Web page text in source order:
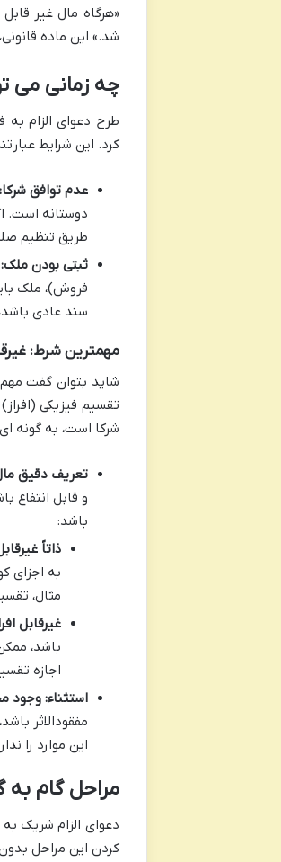
«هرگاه مال غیر
شد.» این ماده
چه زمانی می
طرح دعوای الزام
کرد. این شرایط
عدم توافق شرکا:
دوستانه است.
طریق تنظیم
ثبتی بودن ملک:
فروش)، ملک
سند عادی
مهمترین شرط:
شاید بتوان گفت
تقسیم فیزیکی
شرکا است، به گونه
تعریف دقیق
و قابل انتفاع
باشد:
ذاتاً
به اجزای
مثال، تقسیم یک مغازه ۳۰ متری به دو سهم
غیرقابل
باشد،
اجازه
استثناء: وجود
مفقودالاثر
این موارد را
مراحل گام
دعوای الزام شریک
کردن این مراحل